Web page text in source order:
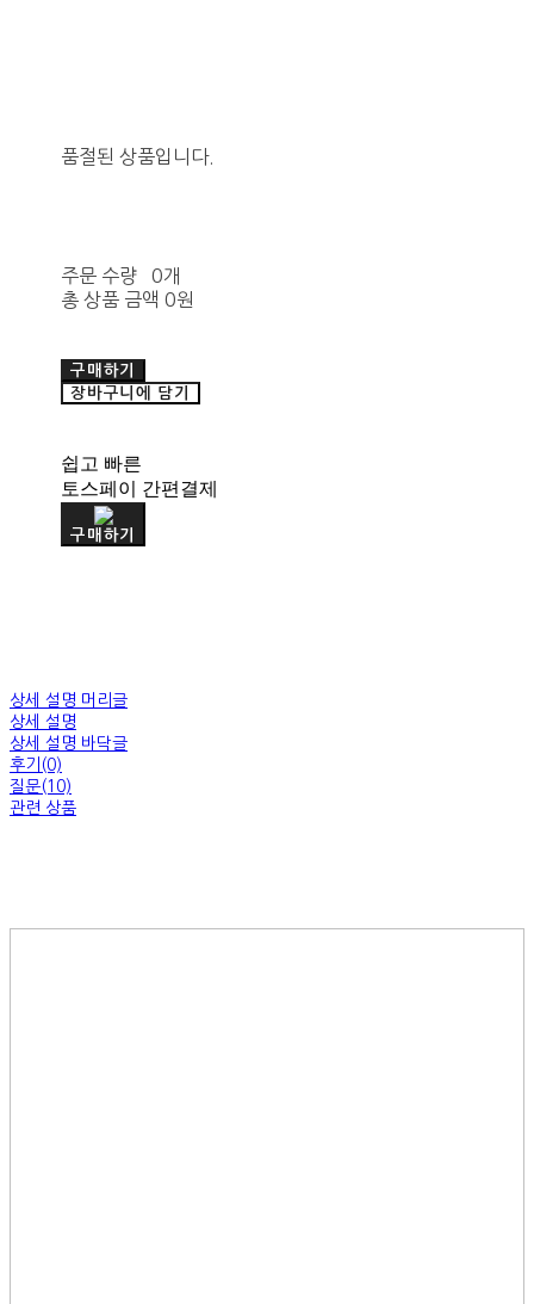
품절된 상품입니다.
주문 수량
0개
총 상품 금액 0원
구매하기
장바구니에 담기
쉽고 빠른
토스페이 간편결제
구매하기
상세 설명 머리글
상세 설명
상세 설명 바닥글
후기(0)
질문(10)
관련 상품